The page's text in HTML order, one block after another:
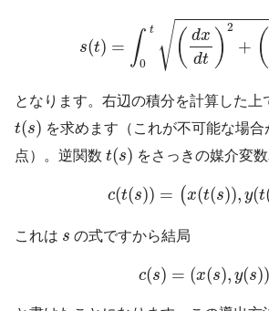
s(t) = ∫ t
0 √( dx
dt ) 2
+ (
dxdt)2+(dydt
となります。右辺の積分を計算した上
t(s)
t(s ) を求めます（これが不可能な場
点）。逆関数 t(s)
t(s ) をさっきの媒介変
c(t(s)) = (x(t(s)), y(t
c t(s (x t( s ),y (s
これは s
s の式ですから結局
c(s) = (x(s), y(s))
c (s x s , s )